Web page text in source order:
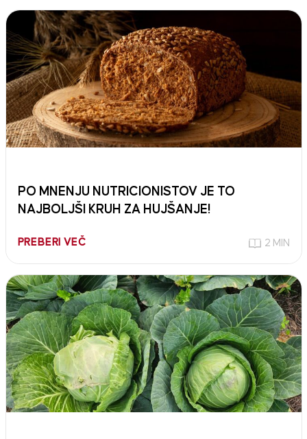
PO MNENJU NUTRICIONISTOV JE TO
NAJBOLJŠI KRUH ZA HUJŠANJE!
PREBERI VEČ 2 MIN